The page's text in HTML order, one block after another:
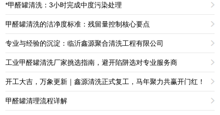
*甲醛罐清洗：3小时完成中度污染处理
甲醛罐清洗的洁净度标准：残留量控制核心要点
专业与经验的沉淀：临沂鑫源聚合清洗工程有限公司
工业甲醛罐清洗厂家挑选指南，避开陷阱选对专业服务商
开工大吉，万象更新｜鑫源清洗正式复工，马年聚力共赢开门红！
甲醛罐清理流程详解